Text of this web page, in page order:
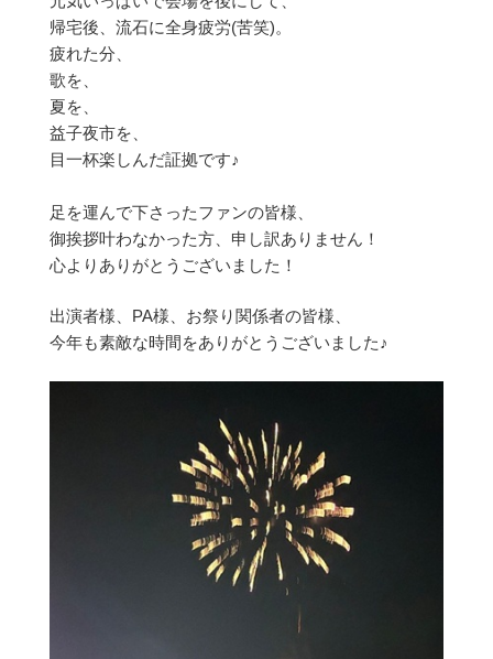
帰宅後、流石に全身疲労(苦笑)。
疲れた分、
歌を、
夏を、
益子夜市を、
目一杯楽しんだ証拠です♪
足を運んで下さったファンの皆様、
御挨拶叶わなかった方、申し訳ありません！
心よりありがとうございました！
出演者様、PA様、お祭り関係者の皆様、
今年も素敵な時間をありがとうございました♪